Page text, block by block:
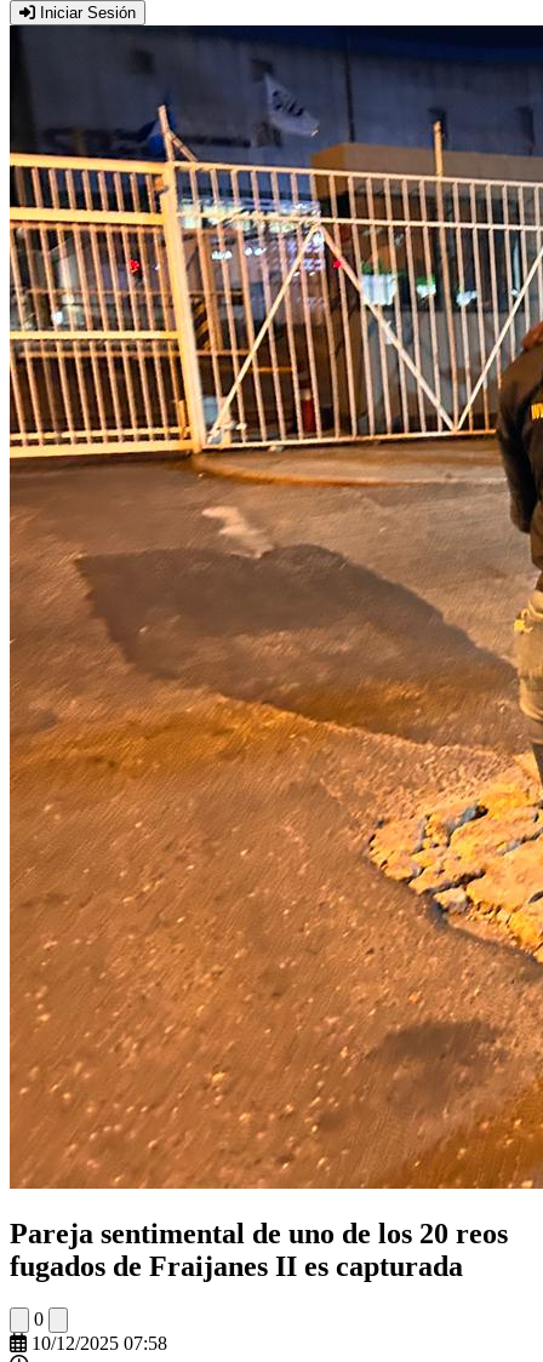
Iniciar Sesión
Pareja sentimental de uno de los 20 reos
fugados de Fraijanes II es capturada
0
10/12/2025 07:58